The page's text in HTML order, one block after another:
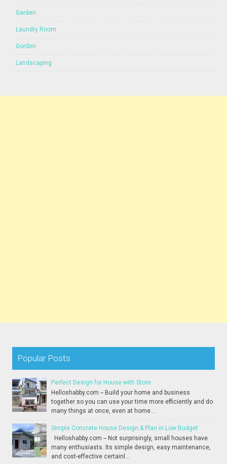
Garden
Laundry Room
Gorden
Landscaping
Popular Posts
Perfect Design for House with Store
Helloshabby.com -- Build your home and business
together so you can use your time more efficiently and do
many things at once, even at home...
Simple Concrete House Design & Plan in Low Budget
Helloshabby.com -- Not surprisingly, small houses have
many enthusiasts. Its simple design, easy maintenance,
and cost-effective certainl...